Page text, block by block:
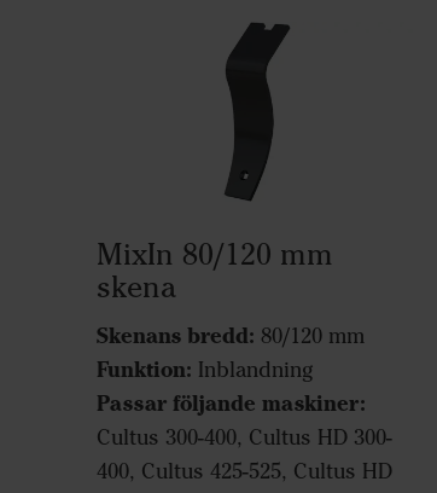
MixIn 80/120 mm
skena
Skenans bredd: 80/120 mm
Funktion: Inblandning
Passar följande maskiner:
Cultus 300-400, Cultus HD 300-
400, Cultus 425-525, Cultus HD